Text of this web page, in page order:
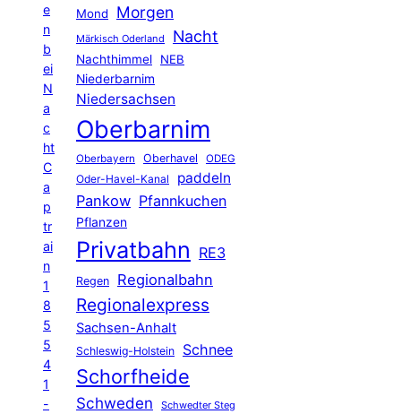
e
n
b
ei
N
a
c
ht
C
a
p
tr
ai
n
1
8
5
5
4
1
-
Mond
Morgen
Märkisch Oderland Nacht
Nachthimmel
NEB
Niederbarnim
Niedersachsen
Oberbarnim
Oberbayern Oberhavel ODEG
Oder-Havel-Kanal paddeln
Pankow Pfannkuchen
Pflanzen
Privatbahn RE3
Regen Regionalbahn
Regionalexpress
Sachsen-Anhalt
Schleswig-Holstein Schnee
Schorfheide
Schweden Schwedter Steg